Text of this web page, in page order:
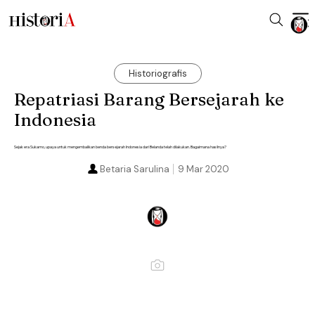
Historiografis
Repatriasi Barang Bersejarah ke
Indonesia
Sejak era Sukarno, upaya untuk mengembalikan benda bersejarah Indonesia dari Belanda telah dilakukan. Bagaimana hasilnya?
9 Mar 2020
Betaria Sarulina